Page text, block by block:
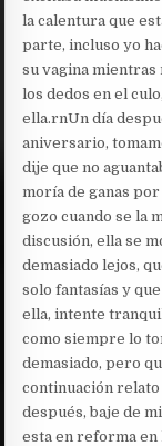
la calentura que
parte, incluso yo
su vagina mientras
los dedos en el
ella.rnUn día
aniversario,
dije que no
moría de ganas
gozo cuando se la
discusión, ella se
demasiado lejos,
solo fantasías y
ella, intente
como siempre lo
demasiado, pero
continuación relato
después, baje de
esta en reforma en